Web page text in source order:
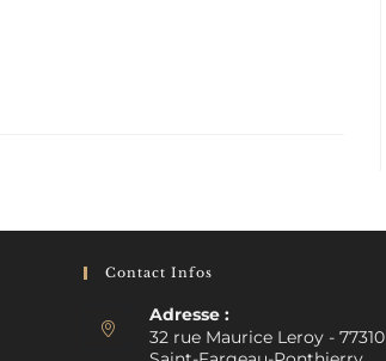
Contact Infos
Adresse :
32 rue Maurice Leroy - 77310